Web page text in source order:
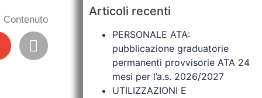
Contenuto
Articoli recenti
PERSONALE ATA:
pubblicazione graduatorie
permanenti provvisorie ATA 24
mesi per l’a.s. 2026/2027
UTILIZZAZIONI E